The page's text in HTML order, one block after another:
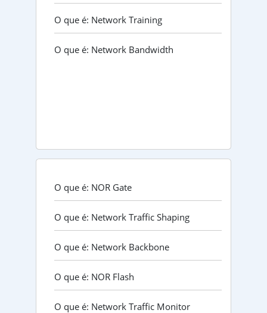
O que é: Network Training
O que é: Network Bandwidth
O que é: NOR Gate
O que é: Network Traffic Shaping
O que é: Network Backbone
O que é: NOR Flash
O que é: Network Traffic Monitor